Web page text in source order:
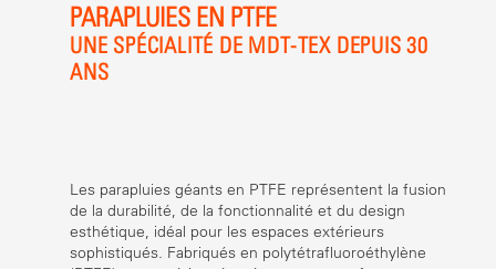
PARAPLUIES EN PTFE
UNE SPÉCIALITÉ DE MDT-TEX DEPUIS 30
ANS
Les parapluies géants en PTFE représentent la fusion
de la durabilité, de la fonctionnalité et du design
esthétique, idéal pour les espaces extérieurs
sophistiqués. Fabriqués en polytétrafluoroéthylène